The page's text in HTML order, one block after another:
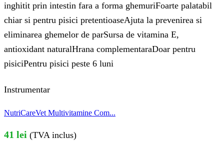
inghitit prin intestin fara a forma ghemuriFoarte palatabil
chiar si pentru pisici pretentioaseAjuta la prevenirea si
eliminarea ghemelor de parSursa de vitamina E,
antioxidant naturalHrana complementaraDoar pentru
pisiciPentru pisici peste 6 luni
Instrumentar
NutriCareVet Multivitamine Com...
41 lei (TVA inclus)